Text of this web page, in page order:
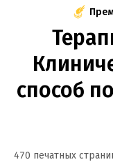
способ
470 печатных